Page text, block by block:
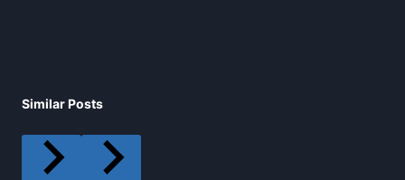
Similar Posts